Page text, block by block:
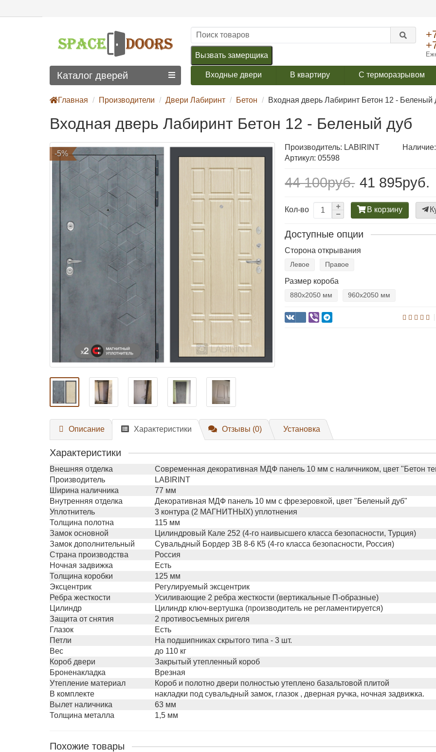
Вызвать замерщика
Входные двери В квартиру С терморазрывом
Каталог дверей
Главная Производители Двери Лабиринт Бетон Входная дверь Лабиринт Бетон 12 - Беленый
Входная дверь Лабиринт Бетон 12 - Беленый дуб
-5%
Производитель: LABIRINT
Артикул: 05598
44 100руб. 41 895руб.
Кол-во В корзину
Доступные опции
Сторона открывания
Левое Правое
Размер короба
880х2050 мм 960х2050 мм
Описание Характеристики Отзывы (0) Установка
Характеристики
Внешняя отделка
Современная декоративная МДФ панель 10 мм с наличником, цвет "Бетон
Производитель
LABIRINT
Ширина наличника
77 мм
Внутренняя отделка
Декоративная МДФ панель 10 мм с фрезеровкой, цвет "Беленый дуб"
Уплотнитель
3 контура (2 МАГНИТНЫХ) уплотнения
Толщина полотна
115 мм
Замок основной
Цилиндровый Кале 252 (4-го наивысшего класса безопасности, Турция)
Замок дополнительный
Сувальдный Бордер ЗВ 8-6 К5 (4-го класса безопасности, Россия)
Страна производства
Россия
Ночная задвижка
Есть
Толщина коробки
125 мм
Эксцентрик
Регулируемый эксцентрик
Ребра жесткости
Усиливающие 2 ребра жесткости (вертикальные П-образные)
Цилиндр
Цилиндр ключ-вертушка (производитель не регламентируется)
Защита от снятия
2 противосъемных ригеля
Глазок
Есть
Петли
На подшипниках скрытого типа - 3 шт.
Вес
до 110 кг
Короб двери
Закрытый утепленный короб
Броненакладка
Врезная
Утепление материал
Короб и полотно двери полностью утеплено базальтовой плитой
В комплекте
накладки под сувальдный замок, глазок , дверная ручка, ночная задвижка.
Вылет наличника
63 мм
Толщина металла
1,5 мм
Похожие товары